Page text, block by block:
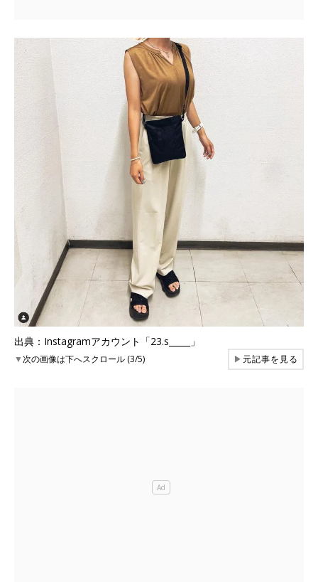
出典：Instagramアカウント「23.s_____」
▼次の画像は下へスクロール (3/5) ▶元記事を見る